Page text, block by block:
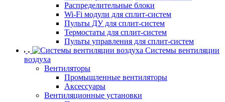
Распределительные блоки
Wi-Fi модули для сплит-систем
Пульты ДУ для сплит-систем
Термостаты для сплит-систем
Пульты управления для сплит-систем
Системы вентиляции
воздуха
Вентиляторы
Промышленные вентиляторы
Аксессуары
Вентиляционные установки